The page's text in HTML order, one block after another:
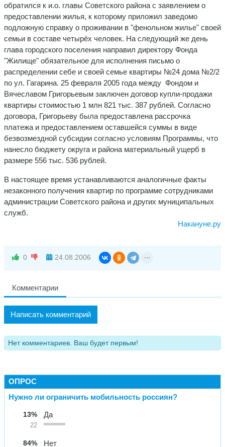
обратился к и.о. главы Советского района с заявлением о
предоставлении жилья, к которому приложил заведомо
подложную справку о проживании в "фенольном жилье" своей
семьи в составе четырёх человек. На следующий же день
глава городского поселения направил директору Фонда
"Жилище" обязательное для исполнения письмо о
распределении себе и своей семье квартиры №24 дома №2/2
по ул. Гагарина. 25 февраля 2005 года между Фондом и
Вячеславом Григорьевым заключен договор купли-продажи
квартиры стоимостью 1 млн 821 тыс. 387 рублей. Согласно
договора, Григорьеву была предоставлена рассрочка
платежа и предоставлением оставшейся суммы в виде
безвозмездной субсидии согласно условиям Программы, что
нанесло бюджету округа и района материальный ущерб в
размере 556 тыс. 536 рублей.
В настоящее время устанавливаются аналогичные факты
незаконного получения квартир по программе сотрудниками
администрации Советского района и других муниципальных
служб.
Накануне.ру
0 24.08.2006
Комментарии
Написать комментарий
Нет комментариев. Ваш будет первым!
ОПРОС
Нужно ли ограничить мобильность россиян?
13%
22
Да
84% Нет